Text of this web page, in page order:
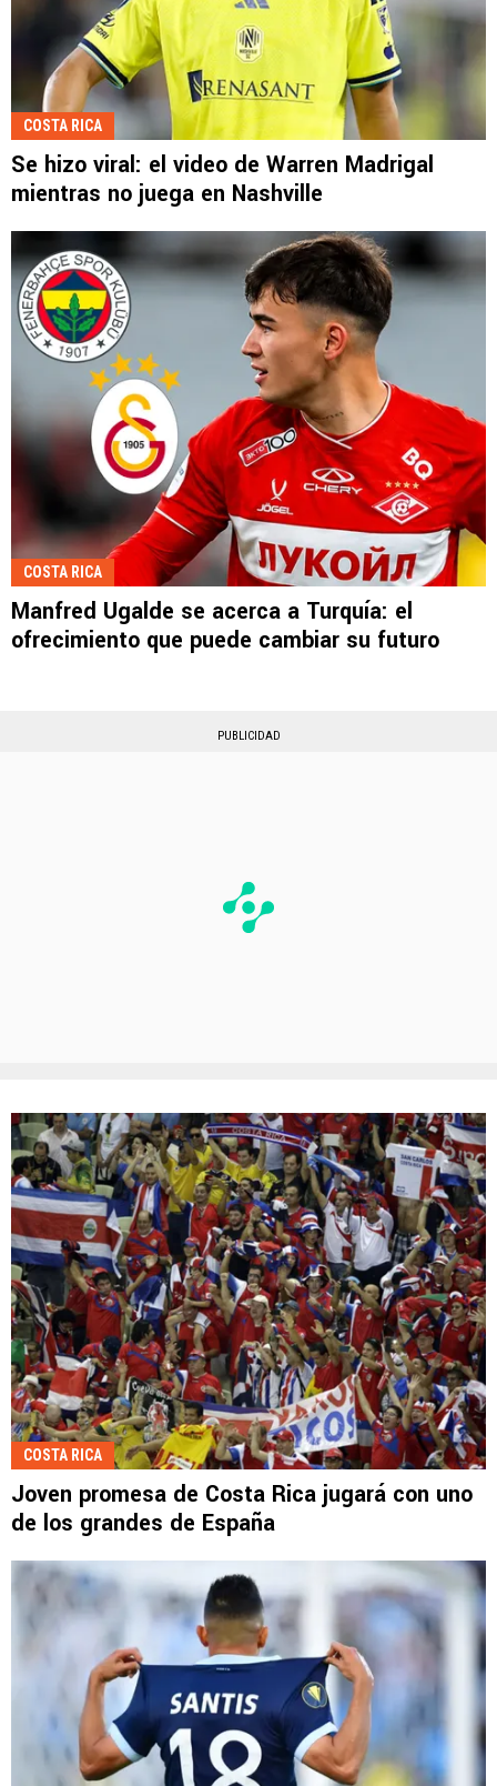
COSTA RICA
Se hizo viral: el video de Warren Madrigal
mientras no juega en Nashville
COSTA RICA
Manfred Ugalde se acerca a Turquía: el
ofrecimiento que puede cambiar su futuro
PUBLICIDAD
COSTA RICA
Joven promesa de Costa Rica jugará con uno
de los grandes de España